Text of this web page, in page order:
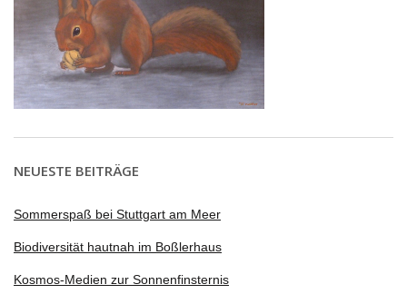
NEUESTE BEITRÄGE
Sommerspaß bei Stuttgart am Meer
Biodiversität hautnah im Boßlerhaus
Kosmos-Medien zur Sonnenfinsternis